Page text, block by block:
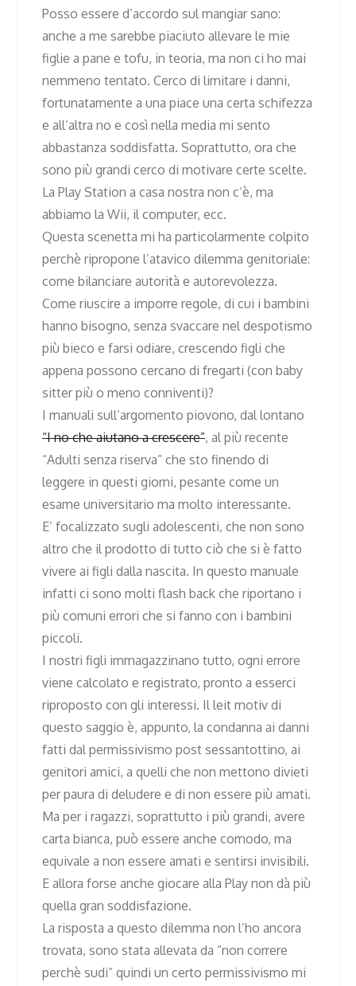
Posso essere d’accordo sul mangiar sano:
anche a me sarebbe piaciuto allevare le mie
figlie a pane e tofu, in teoria, ma non ci ho mai
nemmeno tentato. Cerco di limitare i danni,
fortunatamente a una piace una certa schifezza
e all’altra no e così nella media mi sento
abbastanza soddisfatta. Soprattutto, ora che
sono più grandi cerco di motivare certe scelte.
La Play Station a casa nostra non c’è, ma
abbiamo la Wii, il computer, ecc.
Questa scenetta mi ha particolarmente colpito
perchè ripropone l’atavico dilemma genitoriale:
come bilanciare autorità e autorevolezza.
Come riuscire a imporre regole, di cui i bambini
hanno bisogno, senza svaccare nel despotismo
più bieco e farsi odiare, crescendo figli che
appena possono cercano di fregarti (con baby
sitter più o meno conniventi)?
I manuali sull’argomento piovono, dal lontano
“I no che aiutano a crescere”, al più recente
“Adulti senza riserva” che sto finendo di
leggere in questi giorni, pesante come un
esame universitario ma molto interessante.
E’ focalizzato sugli adolescenti, che non sono
altro che il prodotto di tutto ciò che si è fatto
vivere ai figli dalla nascita. In questo manuale
infatti ci sono molti flash back che riportano i
più comuni errori che si fanno con i bambini
piccoli.
I nostri figli immagazzinano tutto, ogni errore
viene calcolato e registrato, pronto a esserci
riproposto con gli interessi. Il leit motiv di
questo saggio è, appunto, la condanna ai danni
fatti dal permissivismo post sessantottino, ai
genitori amici, a quelli che non mettono divieti
per paura di deludere e di non essere più amati.
Ma per i ragazzi, soprattutto i più grandi, avere
carta bianca, può essere anche comodo, ma
equivale a non essere amati e sentirsi invisibili.
E allora forse anche giocare alla Play non dà più
quella gran soddisfazione.
La risposta a questo dilemma non l’ho ancora
trovata, sono stata allevata da “non correre
perchè sudi” quindi un certo permissivismo mi